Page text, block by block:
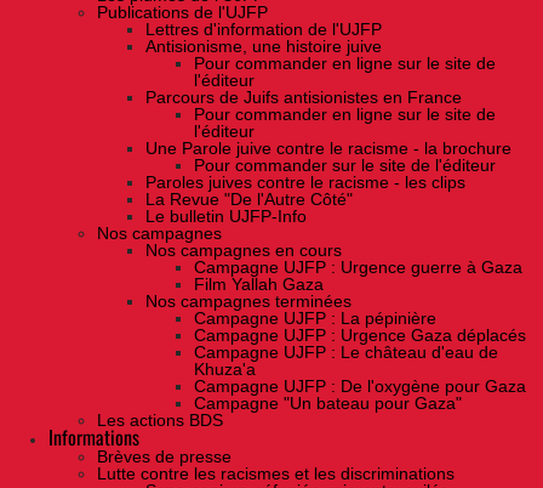
Publications de l'UJFP
Lettres d'information de l'UJFP
Antisionisme, une histoire juive
Pour commander en ligne sur le site de
l'éditeur
Parcours de Juifs antisionistes en France
Pour commander en ligne sur le site de
l'éditeur
Une Parole juive contre le racisme - la brochure
Pour commander sur le site de l'éditeur
Paroles juives contre le racisme - les clips
La Revue "De l'Autre Côté"
Le bulletin UJFP-Info
Nos campagnes
Nos campagnes en cours
Campagne UJFP : Urgence guerre à Gaza
Film Yallah Gaza
Nos campagnes terminées
Campagne UJFP : La pépinière
Campagne UJFP : Urgence Gaza déplacés
Campagne UJFP : Le château d'eau de
Khuza'a
Campagne UJFP : De l'oxygène pour Gaza
Campagne "Un bateau pour Gaza"
Les actions BDS
Informations
Brèves de presse
Lutte contre les racismes et les discriminations